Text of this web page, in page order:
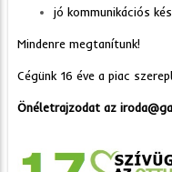
jó kommunikációs
Mindenre megtanítunk!
Cégünk 16 éve a piac
Önéletrajzodat az